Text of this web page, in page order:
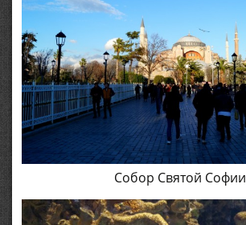
Собор Святой Софии